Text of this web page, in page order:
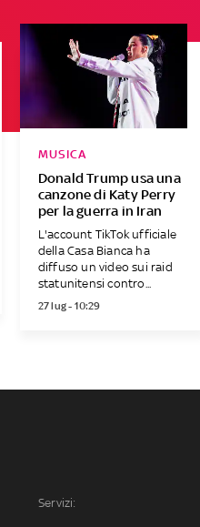
Donald Trump usa una
canzone di Katy Perry
per la guerra in Iran
MUSICA
L'account TikTok ufficiale
della Casa Bianca ha
diffuso un video sui raid
statunitensi contro...
27 lug - 10:29
Servizi: